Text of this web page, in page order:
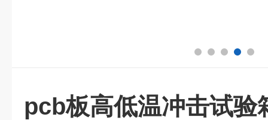
pcb板高低温冲击试验